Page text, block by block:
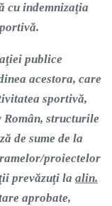
cu indemnizaţia
publice
acestora, care
sportivă,
structurile
de sume de la
proiectelor
prevăzuţi la alin.
aprobate,